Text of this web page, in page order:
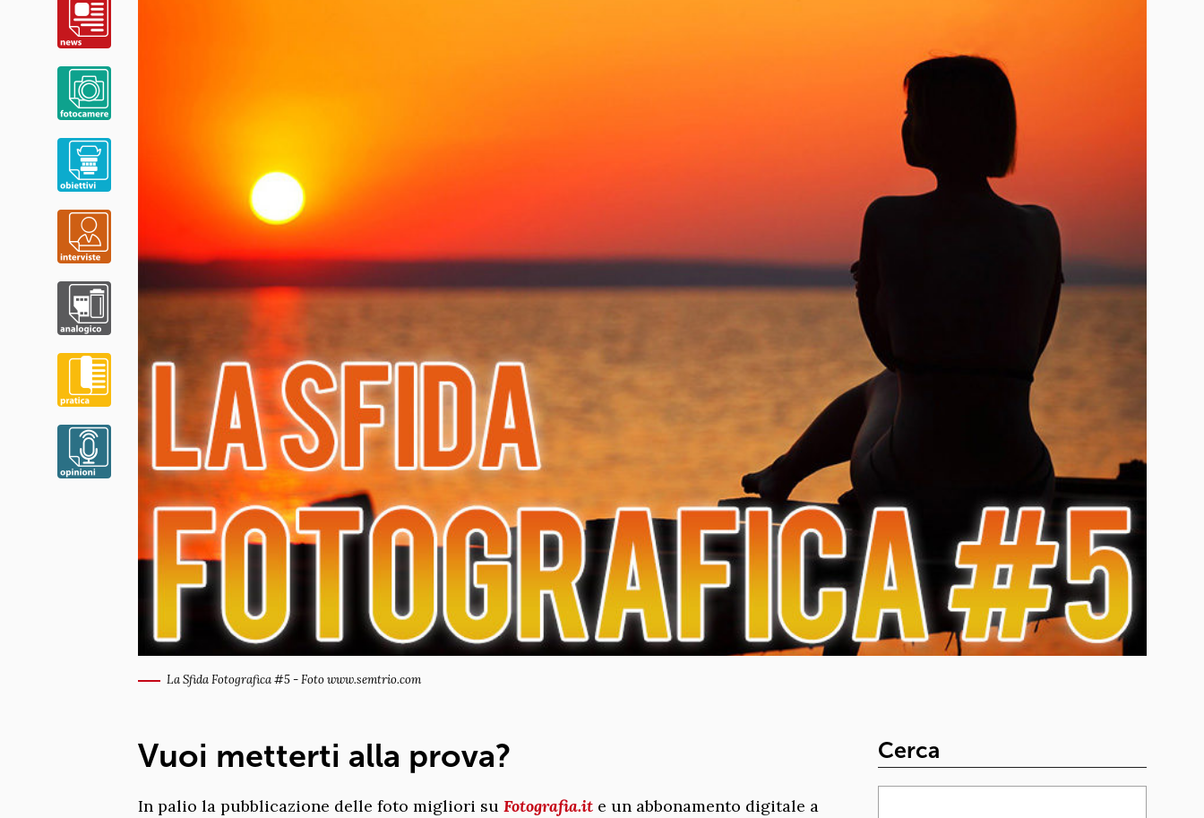
La Sfida Fotografica #5 - Foto www.semtrio.com
Vuoi metterti alla prova?
In palio la pubblicazione delle foto migliori su Fotografia.it e un abbonamento digitale a
Cerca